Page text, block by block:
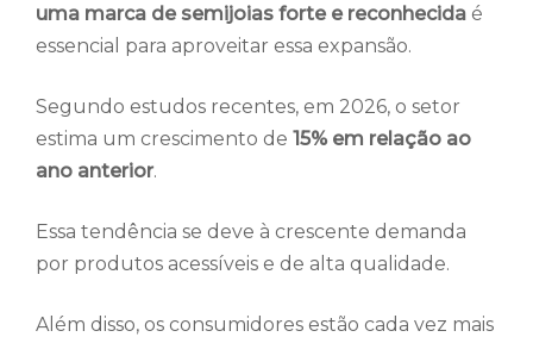
uma marca de semijoias forte e reconhecida é
essencial para aproveitar essa expansão.
Segundo estudos recentes, em 2026, o setor
estima um crescimento de 15% em relação ao
ano anterior.
Essa tendência se deve à crescente demanda
por produtos acessíveis e de alta qualidade.
Além disso, os consumidores estão cada vez mais